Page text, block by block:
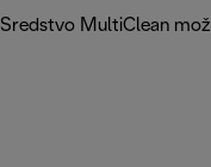
Sredstvo MultiClean